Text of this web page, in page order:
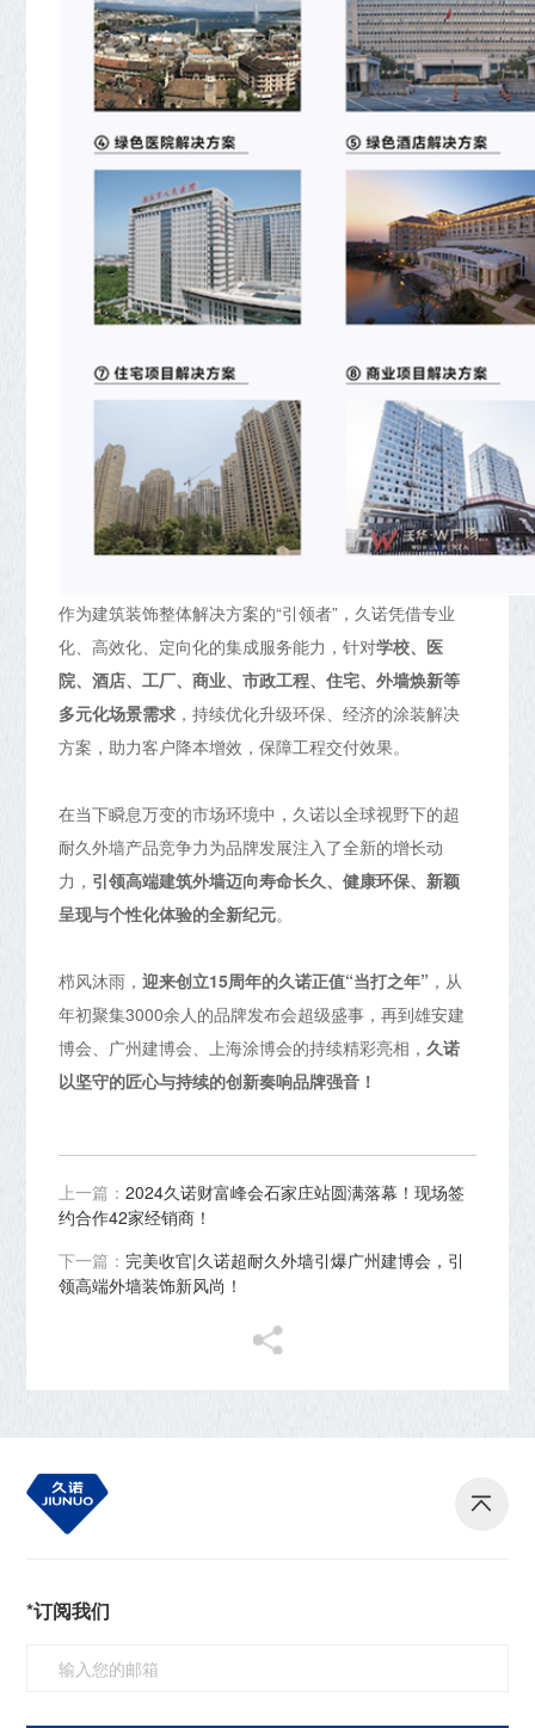
作为建筑装饰整体解决方案的“引领者”，久诺凭借专业
化、高效化、定向化的集成服务能力，针对学校、医
院、酒店、工厂、商业、市政工程、住宅、外墙焕新等
多元化场景需求 ，持续优化升级环保、经济的涂装解决
方案，助力客户降本增效，保障工程交付效果。
在当下瞬息万变的市场环境中，久诺以全球视野下的超
耐久外墙产品竞争力为品牌发展注入了全新的增长动
力， 引领高端建筑外墙迈向寿命长久、健康环保、新颖
呈现与个性化体验的全新纪元。
栉风沐雨，迎来创立15周年的久诺正值“当打之年” ，从
年初聚集3000余人的品牌发布会超级盛事，再到雄安建
博会、广州建博会、上海涂博会的持续精彩亮相，久诺
以坚守的匠心与持续的创新奏响品牌强音！
上一篇：2024久诺财富峰会石家庄站圆满落幕！现场签
约合作42家经销商！
下一篇： 完美收官|久诺超耐久外墙引爆广州建博会，引
领高端外墙装饰新风尚！
*订阅我们